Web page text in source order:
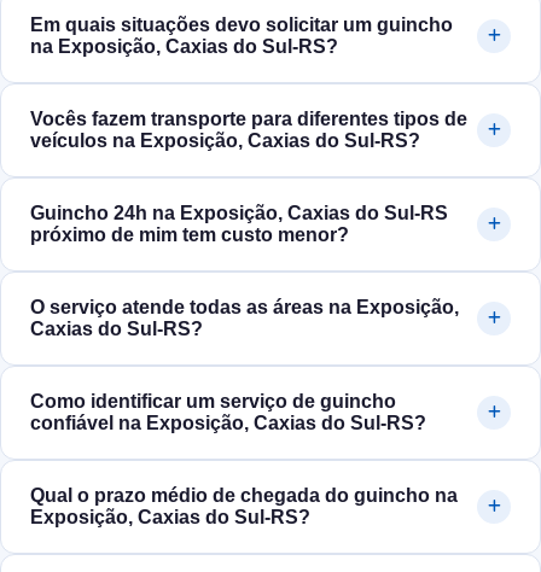
Em quais situações devo solicitar um guincho
na Exposição, Caxias do Sul‑RS?
Vocês fazem transporte para diferentes tipos de
veículos na Exposição, Caxias do Sul‑RS?
Guincho 24h na Exposição, Caxias do Sul‑RS
próximo de mim tem custo menor?
O serviço atende todas as áreas na Exposição,
Caxias do Sul‑RS?
Como identificar um serviço de guincho
confiável na Exposição, Caxias do Sul‑RS?
Qual o prazo médio de chegada do guincho na
Exposição, Caxias do Sul‑RS?